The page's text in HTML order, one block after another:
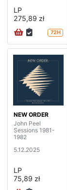
LP
275,89 zł
72H
NEW ORDER
John Peel
Sessions 1981-
1982
5.12.2025
LP
75,89 zł